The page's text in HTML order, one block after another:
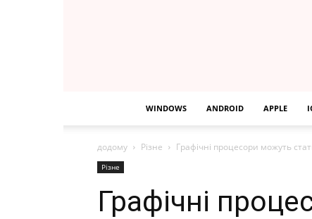
WINDOWS ANDROID APPLE
додому Різне Графічні процесори можуть
Різне
Графічні